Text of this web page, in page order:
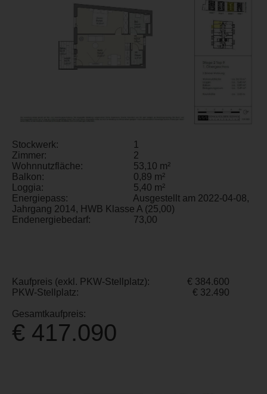
Stockwerk:
1
Zimmer:
2
Wohnnutzfläche:
53,10 m²
Balkon:
0,89 m²
Loggia:
5,40 m²
Energiepass:
Ausgestellt am 2022-04-08,
Jahrgang 2014, HWB Klasse A (25,00)
Endenergiebedarf:
73,00
Kaufpreis (exkl. PKW-Stellplatz):
€ 384.600
PKW-Stellplatz:
€ 32.490
Gesamtkaufpreis:
€ 417.090